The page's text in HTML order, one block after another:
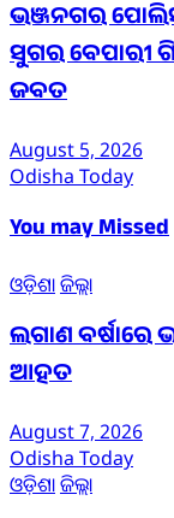
ଭଞ୍ଜନଗର
ସୁଗର ବେପାରୀ
ଜବତ
August 5, 2026
Odisha Today
You may Missed
ଓଡ଼ିଶାଜିଲ୍ଲା
ଲଗାଣ ବର୍ଷାରେ
ଆହତ
August 7, 2026
Odisha Today
ଓଡ଼ିଶାଜିଲ୍ଲା